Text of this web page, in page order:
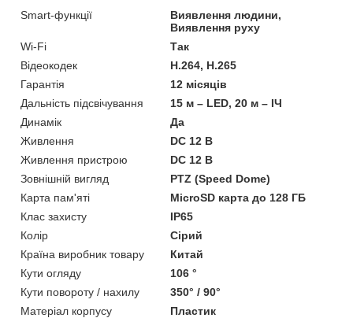
Smart-функції
Виявлення людини,
Виявлення руху
Wi-Fi
Так
Відеокодек
H.264, H.265
Гарантія
12 місяців
Дальність підсвічування
15 м – LED, 20 м – ІЧ
Динамік
Да
Живлення
DC 12 В
Живлення пристрою
DC 12 В
Зовнішній вигляд
PTZ (Speed Dome)
Карта пам'яті
MicroSD карта до 128 ГБ
Клас захисту
IP65
Колір
Сірий
Країна виробник товару
Китай
Кути огляду
106 °
Кути повороту / нахилу
350° / 90°
Матеріал корпусу
Пластик